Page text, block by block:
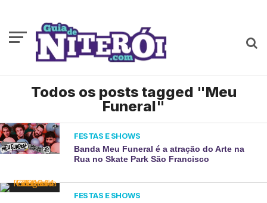
Todos os posts tagged "Meu
Funeral"
FESTAS E SHOWS
Banda Meu Funeral é a atração do Arte na
Rua no Skate Park São Francisco
FESTAS E SHOWS